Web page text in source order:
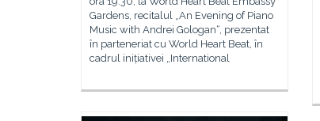
Gardens, recitalul „An Evening of Piano
Music with Andrei Gologan“, prezentat
în parteneriat cu World Heart Beat, în
cadrul inițiativei „International